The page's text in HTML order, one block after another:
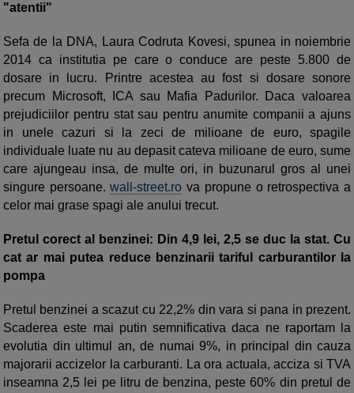
"atentii"
Sefa de la DNA, Laura Codruta Kovesi, spunea in noiembrie
2014 ca institutia pe care o conduce are peste 5.800 de
dosare in lucru. Printre acestea au fost si dosare sonore
precum Microsoft, ICA sau Mafia Padurilor. Daca valoarea
prejudiciilor pentru stat sau pentru anumite companii a ajuns
in unele cazuri si la zeci de milioane de euro, spagile
individuale luate nu au depasit cateva milioane de euro, sume
care ajungeau insa, de multe ori, in buzunarul gros al unei
singure persoane.wall-street.ro va propune o retrospectiva a
celor mai grase spagi ale anului trecut.
Pretul corect al benzinei: Din 4,9 lei, 2,5 se duc la stat. Cu
cat ar mai putea reduce benzinarii tariful carburantilor la
pompa
Pretul benzinei a scazut cu 22,2% din vara si pana in prezent.
Scaderea este mai putin semnificativa daca ne raportam la
evolutia din ultimul an, de numai 9%, in principal din cauza
majorarii accizelor la carburanti. La ora actuala, acciza si TVA
inseamna 2,5 lei pe litru de benzina, peste 60% din pretul de